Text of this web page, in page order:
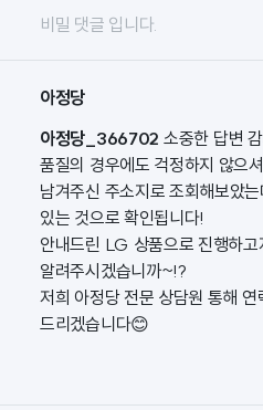
비밀 댓글 입니다.
아정당
아정당_366702 소중한 답변
품질의 경우에도 걱정하지 않으
남겨주신 주소지로 조회해보았
있는 것으로 확인됩니다!
안내드린 LG 상품으로 진행하
알려주시겠습니까~!?
저희 아정당 전문 상담원 통해
드리겠습니다😊